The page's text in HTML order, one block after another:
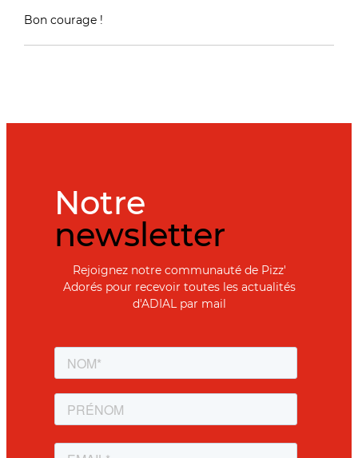
Bon courage !
Notre
newsletter
Rejoignez notre communauté de Pizz'
Adorés pour recevoir toutes les actualités
d'ADIAL par mail